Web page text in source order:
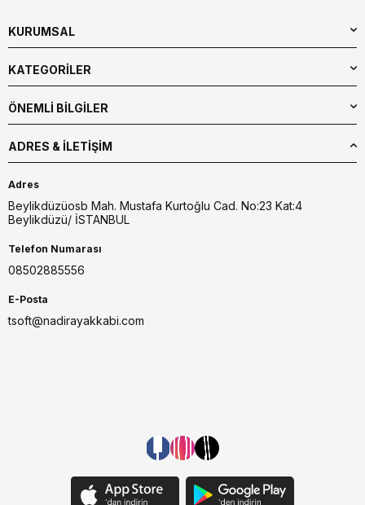
KURUMSAL
KATEGORİLER
ÖNEMLİ BİLGİLER
ADRES & İLETIŞIM
Adres
Beylikdüzüosb Mah. Mustafa Kurtoğlu Cad. No:23 Kat:4
Beylikdüzü/ İSTANBUL
Telefon Numarası
08502885556
E-Posta
tsoft@nadirayakkabi.com